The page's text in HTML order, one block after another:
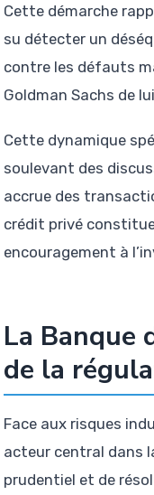
Cette démarche
su détecter un
contre les défauts
Goldman Sachs de
Cette dynamique
soulevant des
accrue des
crédit privé
encouragement à
La Banque
de la
Face aux risques
acteur central dans
prudentiel et de